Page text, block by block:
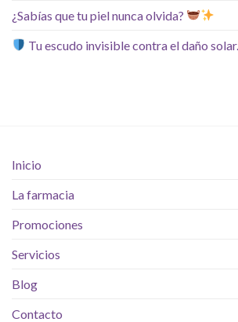
¿Sabías que tu piel nunca olvida?
Tu escudo invisible contra el daño solar.
Inicio
La farmacia
Promociones
Servicios
Blog
Contacto